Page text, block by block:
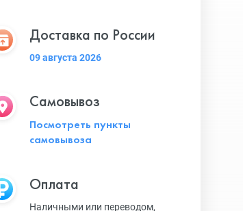
Доставка по России
09 августа 2026
Самовывоз
Посмотреть пункты
самовывоза
Оплата
Наличными или переводом,